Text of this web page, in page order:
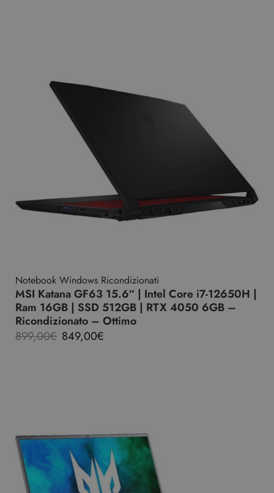
Notebook Windows Ricondizionati
MSI Katana GF63 15.6″ | Intel Core i7-12650H |
Ram 16GB | SSD 512GB | RTX 4050 6GB –
Ricondizionato – Ottimo
899,00€ 849,00€